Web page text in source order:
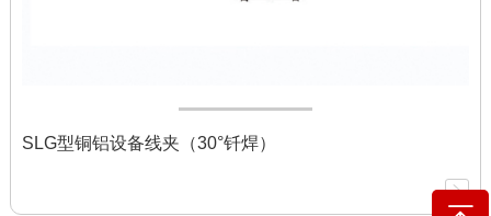
SLG型铜铝设备线夹（30°钎焊）